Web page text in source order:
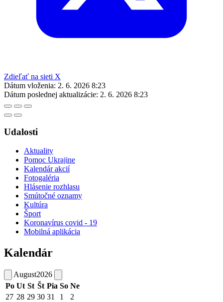
Zdieľať na sieti X
Dátum vloženia: 2. 6. 2026 8:23
Dátum poslednej aktualizácie: 2. 6. 2026 8:23
Udalosti
Aktuality
Pomoc Ukrajine
Kalendár akcií
Fotogaléria
Hlásenie rozhlasu
Smútočné oznamy
Kultúra
Šport
Koronavírus covid - 19
Mobilná aplikácia
Kalendár
August2026
Po Ut St Št Pia So Ne
27 28 29 30 31 1
2